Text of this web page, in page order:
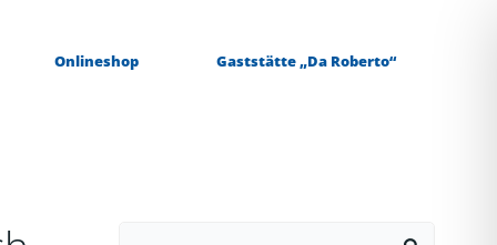
Onlineshop Gaststätte „Da Roberto“